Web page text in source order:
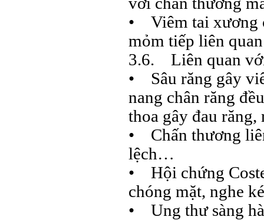
• Viêm tai xương
mỏm tiếp liên
3.6. Liên quan
• Sâu răng gây
nang chân răng
thoa gây đau
• Chấn thương
lệch…
• Hội chứng
chóng mặt, nghe
• Ung thư sàng